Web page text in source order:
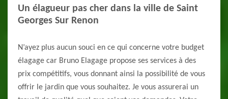
Un élagueur pas cher dans la ville de Saint
Georges Sur Renon
N’ayez plus aucun souci en ce qui concerne votre budget
élagage car Bruno Elagage propose ses services à des
prix compétitifs, vous donnant ainsi la possibilité de vous
offrir le jardin que vous souhaitez. Je vous assurerai un